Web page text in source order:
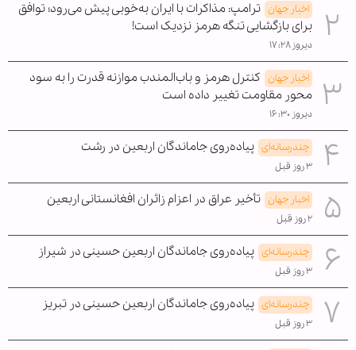
اخبار جهان ترامپ: مذاکرات با ایران به‌خوبی پیش می‌رود؛ توافق
برای بازگشایی تنگه هرمز نزدیک است!
دیروز ۱۷:۲۸
اخبار جهان کنترل هرمز و باب‌المندب موازنه قدرت را به سود
محور مقاومت تغییر داده است
دیروز ۱۶:۳۰
چندرسانه‌ای پیاده‌روی جاماندگان اربعین در رشت
۳ روز قبل
اخبار جهان تأخیر عراق در اعزام زائران افغانستانی اربعین
۲ روز قبل
چندرسانه‌ای پیاده‌روی جاماندگان اربعین حسینی در شیراز
۳ روز قبل
چندرسانه‌ای پیاده‌روی جاماندگان اربعین حسینی در تبریز
۳ روز قبل